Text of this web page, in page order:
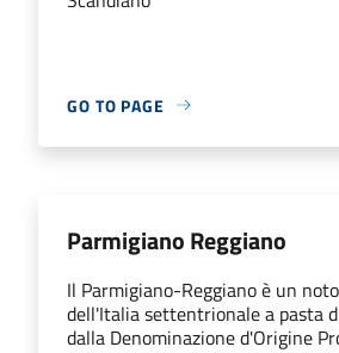
GO TO PAGE
Parmigiano Reggiano
Il Parmigiano-Reggiano è un
dell'Italia settentrionale a pasta
dalla Denominazione d'Origine